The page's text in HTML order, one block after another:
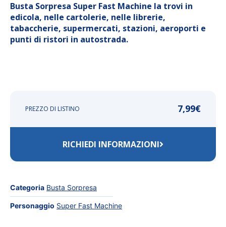
Busta Sorpresa Super Fast Machine la trovi in
edicola, nelle cartolerie, nelle librerie,
tabaccherie, supermercati, stazioni, aeroporti e
punti di ristori in autostrada.
PREZZO DI LISTINO 7,99€
RICHIEDI INFORMAZIONI
Categoria Busta Sorpresa
Personaggio Super Fast Machine